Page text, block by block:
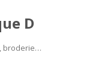
D
broderie…